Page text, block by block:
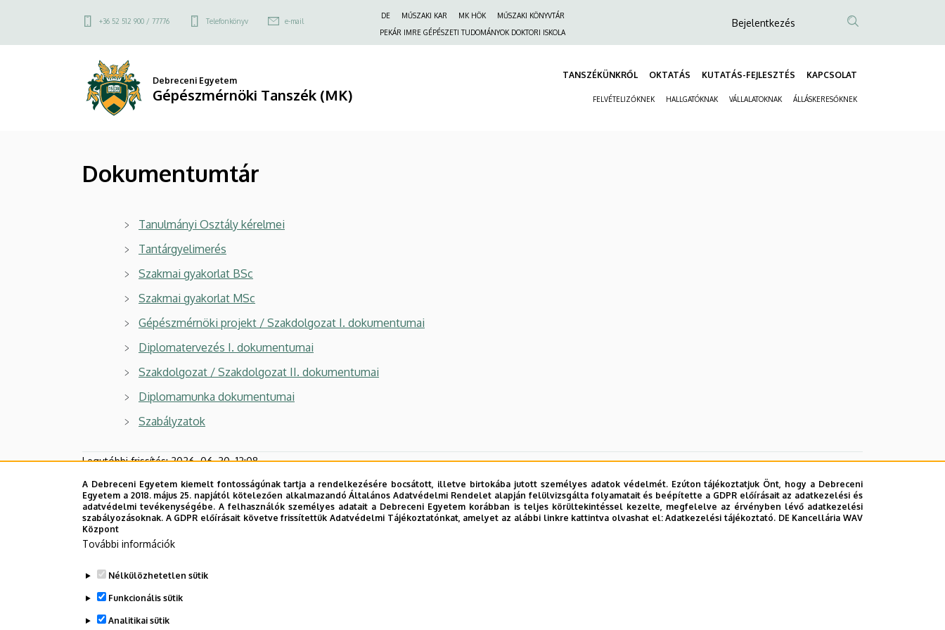
Dokumentumtár
|
Gépészmérnöki
Tanszék
tartalomra
Felső
kapcsolat
menü
+36 52 512 900 / 77776 Telefonkönyv e-mail
Felső
navigáció
DE MŰSZAKI KAR MK HÖK
MŰSZAKI KÖNYVTÁR
PEKÁR IMRE GÉPÉSZETI TUDOMÁNYOK DOKTORI ISKOLA
Anonim
Felhasználói
menüje
Bejelentkezés
Debreceni Egyetem
Gépészmérnöki Tanszék (MK)
TANSZÉKÜNKRŐL OKTATÁS KUTATÁS-FEJLESZTÉS KAPCSOLAT
FELVÉTELIZŐKNEK HALLGATÓKNAK VÁLLALATOKNAK ÁLLÁSKERESŐKNEK
Dokumentumtár
Tanulmányi Osztály kérelmei
Tantárgyelimerés
Szakmai gyakorlat BSc
Szakmai gyakorlat MSc
Gépészmérnöki projekt / Szakdolgozat I. dokumentumai
Diplomatervezés I. dokumentumai
Szakdolgozat / Szakdolgozat II. dokumentumai
Diplomamunka dokumentumai
Szabályzatok
Legutóbbi frissítés: 2026. 06. 30. 12:08
A Debreceni Egyetem kiemelt fontosságúnak tartja a rendelkezésére bocsátott, illetve birtokába jutott személyes adatok védelmét. Ezúton tájékoztatjuk Önt, hogy a Debreceni
Egyetem a 2018. május 25. napjától kötelezően alkalmazandó Általános Adatvédelmi Rendelet alapján felülvizsgálta folyamatait és beépítette a GDPR előírásait az adatkezelési és
adatvédelmi tevékenységébe. A felhasználók személyes adatait a Debreceni Egyetem korábban is teljes körültekintéssel kezelte, megfelelve az érvényben lévő adatkezelési
szabályozásoknak. A GDPR előírásait követve frissítettük Adatvédelmi Tájékoztatónkat, amelyet az alábbi linkre kattintva olvashat el:Adatkezelési tájékoztató. DE Kancellária WAV
Központ
További információk
Nélkülözhetetlen sütik
Funkcionális sütik
Analitikai sütik